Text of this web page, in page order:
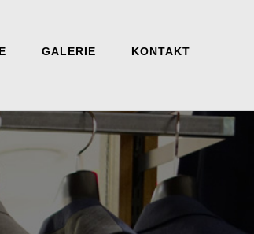
GALERIE KONTAKT